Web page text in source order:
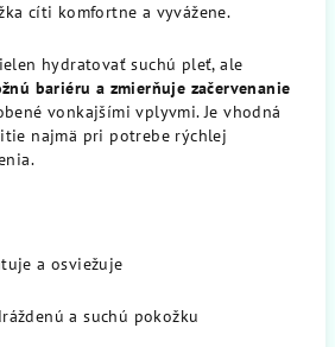
cíti komfortne a vyvážene.
hydratovať suchú pleť, ale
bariéru a zmierňuje začervenanie
vonkajšími vplyvmi. Je vhodná
najmä pri potrebe rýchlej
a osviežuje
a suchú pokožku